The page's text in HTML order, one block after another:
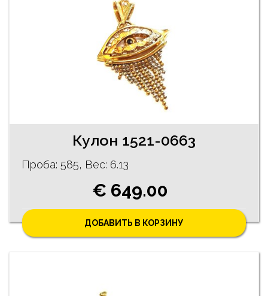
Кулон 1521-0663
Проба: 585, Bес: 6.13
€ 649.00
ДОБАВИТЬ В КОРЗИНУ